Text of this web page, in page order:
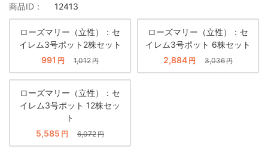
商品ID： 12413
ローズマリー（立性）：セ
イレム3号ポット2株セット
991 円 1,012円
ローズマリー（立性）：セ
イレム3号ポット 6株セット
2,884 円 3,036円
ローズマリー（立性）：セ
イレム3号ポット 12株セッ
ト
5,585 円 6,072円